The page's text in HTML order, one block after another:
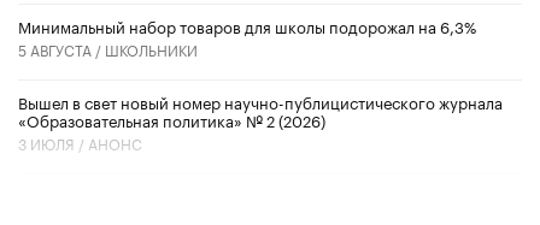
Минимальный набор товаров для школы подорожал на 6,3%
5 АВГУСТА / ШКОЛЬНИКИ
Вышел в свет новый номер научно-публицистического журнала
«Образовательная политика» № 2 (2026)
3 ИЮЛЯ / АНОНС